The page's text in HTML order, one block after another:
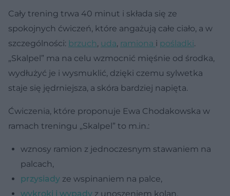
Cały trening trwa 40 minut i składa się ze
spokojnych ćwiczeń, które angażują całe ciało, a w
szczególności: brzuch, uda, ramiona i pośladki.
„Skalpel” ma na celu wzmocnić mięśnie od środka,
wydłużyć je i wysmuklić, dzięki czemu sylwetka
staje się jędrniejsza, a skóra bardziej napięta.
Ćwiczenia, które proponuje Ewa Chodakowska w
ramach treningu „Skalpel” to m.in.:
wznosy ramion z jednoczesnym stawaniem na
palcach,
przysiady ze wspinaniem na palce,
wykroki i wypady z unoszeniem kolan,